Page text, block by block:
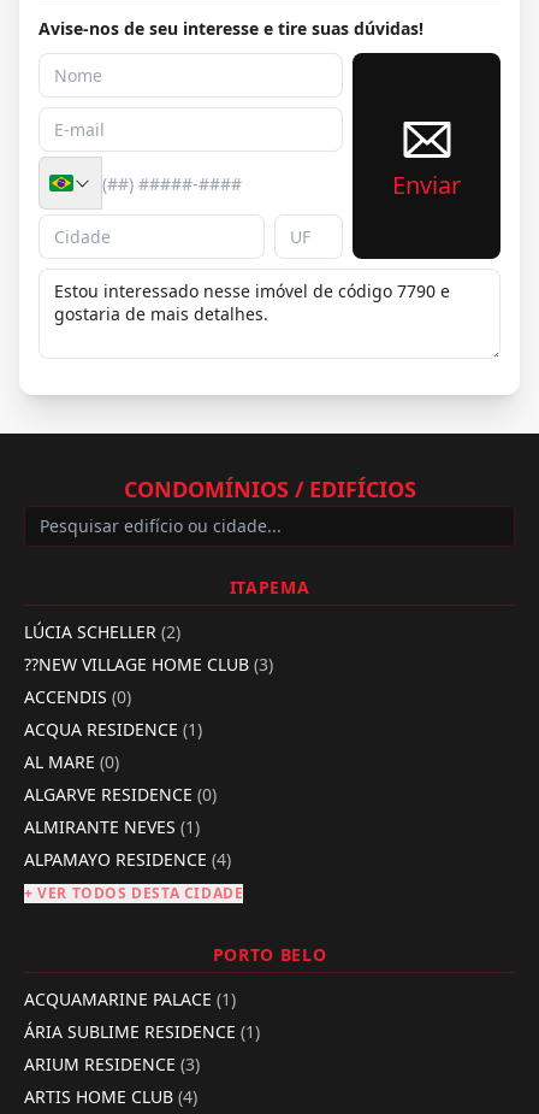
Avise-nos de seu interesse e tire suas dúvidas!
Enviar
CONDOMÍNIOS / EDIFÍCIOS
ITAPEMA
LÚCIA SCHELLER (2)
??NEW VILLAGE HOME CLUB (3)
ACCENDIS (0)
ACQUA RESIDENCE (1)
AL MARE (0)
ALGARVE RESIDENCE (0)
ALMIRANTE NEVES (1)
ALPAMAYO RESIDENCE (4)
+ VER TODOS DESTA CIDADE
PORTO BELO
ACQUAMARINE PALACE (1)
ÁRIA SUBLIME RESIDENCE (1)
ARIUM RESIDENCE (3)
ARTIS HOME CLUB (4)